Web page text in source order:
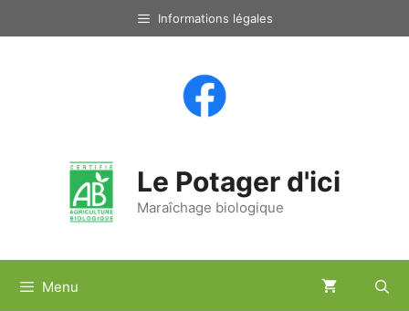
au
Informations légales
Le Potager d'ici
Maraîchage biologique
Menu